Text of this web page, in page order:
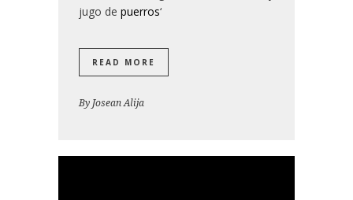
jugo de puerros‘
READ MORE
By Josean Alija